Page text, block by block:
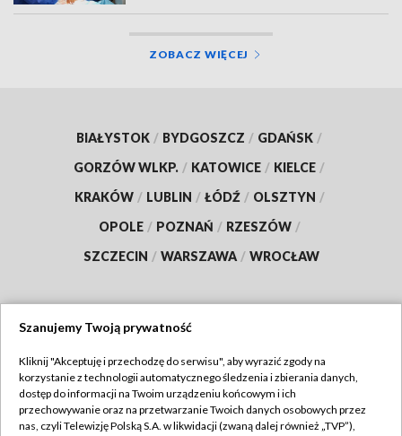
ZOBACZ WIĘCEJ
BIAŁYSTOK / BYDGOSZCZ / GDAŃSK /
GORZÓW WLKP. / KATOWICE / KIELCE /
KRAKÓW / LUBLIN / ŁÓDŹ / OLSZTYN /
OPOLE / POZNAŃ / RZESZÓW /
SZCZECIN / WARSZAWA / WROCŁAW
TVP
Abonament TVP
Regulamin TVP
Szanujemy Twoją prywatność
Kliknij "Akceptuję i przechodzę do serwisu", aby wyrazić zgody na
korzystanie z technologii automatycznego śledzenia i zbierania danych,
dostęp do informacji na Twoim urządzeniu końcowym i ich
przechowywanie oraz na przetwarzanie Twoich danych osobowych przez
nas, czyli Telewizję Polską S.A. w likwidacji (zwaną dalej również „TVP”),